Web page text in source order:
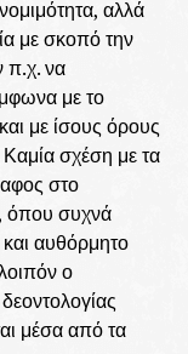
αλλά
με σκοπό την
π.χ. να
με το
με ίσους όρους
σχέση με τα
στο
όπου συχνά
αυθόρμητο
ο
μέσα από τα